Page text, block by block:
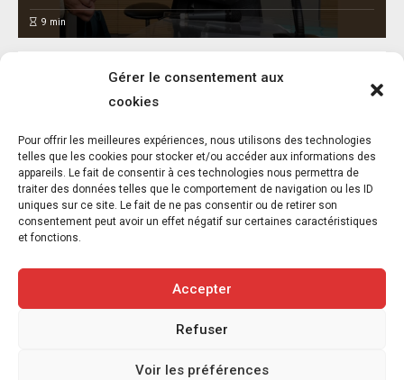
Gérer le consentement aux
cookies
Pour offrir les meilleures expériences, nous utilisons des technologies
telles que les cookies pour stocker et/ou accéder aux informations des
appareils. Le fait de consentir à ces technologies nous permettra de
traiter des données telles que le comportement de navigation ou les ID
uniques sur ce site. Le fait de ne pas consentir ou de retirer son
consentement peut avoir un effet négatif sur certaines caractéristiques
et fonctions.
Accepter
Refuser
Voir les préférences
9 min
Penser le droit animalier québécois comme
champ juridique à part entière
10 mai 2026 6